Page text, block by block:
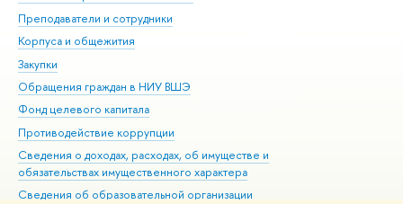
Преподаватели и сотрудники
Корпуса и общежития
Закупки
Обращения граждан в НИУ ВШЭ
Фонд целевого капитала
Противодействие коррупции
Сведения о доходах, расходах, об имуществе и
обязательствах имущественного характера
Сведения об образовательной организации